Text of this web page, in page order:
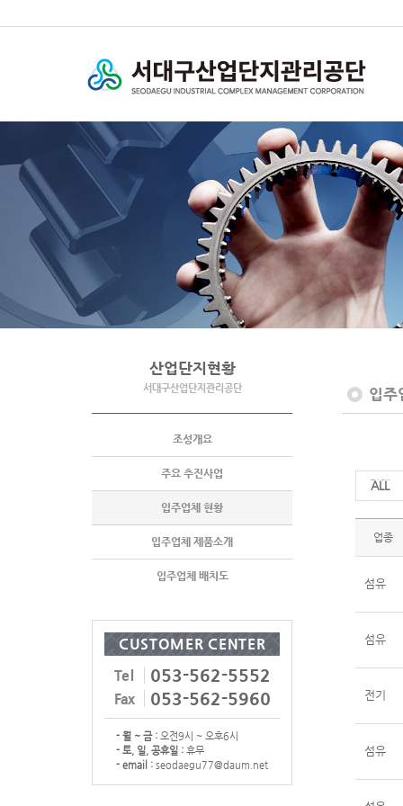
산업단지현황
서대구산업단지관리공단
조성개요
주요 추진사업
입주업체 현황
입주업체 제품소개
입주업체 배치도
CUSTOMER CENTER
Tel
053-562-5552
Fax 053-562-5960
- 월 ~ 금 : 오전9시 ~ 오후6시
- 토, 일, 공휴일 : 휴무
- email : seodaegu77@daum.net
입주
전체
업종
섬유
섬유
전기
섬유